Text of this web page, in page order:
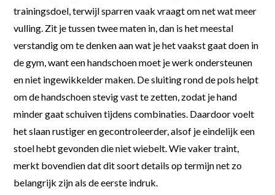
trainingsdoel, terwijl sparren vaak vraagt om net wat meer
vulling. Zit je tussen twee maten in, dan is het meestal
verstandig om te denken aan wat je het vaakst gaat doen in
de gym, want een handschoen moet je werk ondersteunen
en niet ingewikkelder maken. De sluiting rond de pols helpt
om de handschoen stevig vast te zetten, zodat je hand
minder gaat schuiven tijdens combinaties. Daardoor voelt
het slaan rustiger en gecontroleerder, alsof je eindelijk een
stoel hebt gevonden die niet wiebelt. Wie vaker traint,
merkt bovendien dat dit soort details op termijn net zo
belangrijk zijn als de eerste indruk.